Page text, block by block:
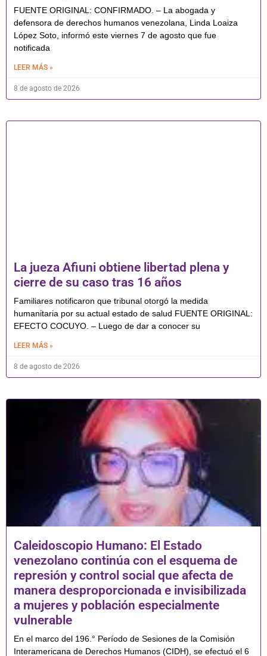
FUENTE ORIGINAL: CONFIRMADO. – La abogada y
defensora de derechos humanos venezolana, Linda Loaiza
López Soto, informó este viernes 7 de agosto que fue
notificada
LEER MÁS »
8 de agosto de 2026
La jueza Afiuni obtiene libertad plena y
cierre de su caso tras 16 años
Familiares notificaron que tribunal otorgó la medida
humanitaria por su actual estado de salud FUENTE ORIGINAL:
EFECTO COCUYO. – Luego de dar a conocer su
LEER MÁS »
8 de agosto de 2026
Caleidoscopio Humano: El Estado
venezolano continúa con el esquema de
represión y control social que afecta de
manera desproporcionada e invisibilizada
a mujeres y población especialmente
vulnerable
En el marco del 196.° Período de Sesiones de la Comisión
Interamericana de Derechos Humanos (CIDH), se efectuó el 6